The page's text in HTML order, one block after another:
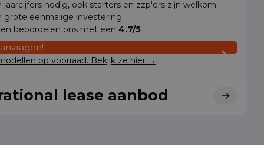
jaarcijfers nodig, ook starters en zzp'ers zijn welkom
grote eenmalige investering
beoordelen ons met een 4.7/5
op voorraad. Bekijk ze hier →
lease aanbod